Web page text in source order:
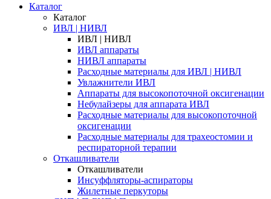
Каталог
Каталог
ИВЛ | НИВЛ
ИВЛ | НИВЛ
ИВЛ аппараты
НИВЛ аппараты
Расходные материалы для ИВЛ | НИВЛ
Увлажнители ИВЛ
Аппараты для высокопоточной оксигенации
Небулайзеры для аппарата ИВЛ
Расходные материалы для высокопоточной
оксигенации
Расходные материалы для трахеостомии и
респираторной терапии
Откашливатели
Откашливатели
Инсуффляторы-аспираторы
Жилетные перкуторы